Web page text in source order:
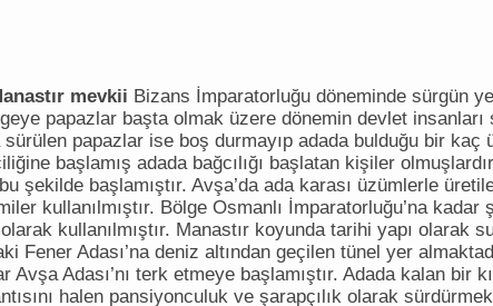
mevkii Bizans İmparatorluğu döneminde sürgün
papazlar başta olmak üzere dönemin devlet insanları
papazlar ise boş durmayıp adada bulduğu bir kaç
başlamış adada bağcılığı başlatan kişiler
şekilde başlamıştır. Avşa’da ada karası üzümlerle
kullanılmıştır. Bölge Osmanlı İmparatorluğu’na kadar
kullanılmıştır. Manastır koyunda tarihi yapı olarak
Fener Adası’na deniz altından geçilen tünel yer
Avşa Adası’nı terk etmeye başlamıştır. Adada kalan bir
halen pansiyonculuk ve şarapçılık olarak